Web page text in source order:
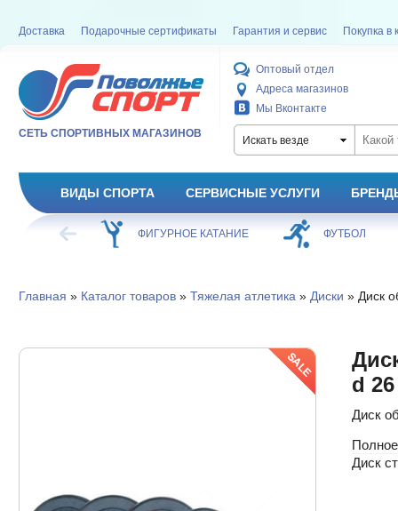
Доставка Подарочные сертификаты Гарантия и сервис Покупка в
СЕТЬ СПОРТИВНЫХ МАГАЗИНОВ
Оптовый отдел
Адреса магазинов
Мы Вконтакте
Искать везде
ВИДЫ СПОРТА СЕРВИСНЫЕ УСЛУГИ
ХОККЕЙ ФИГУРНОЕ КАТАНИЕ ФУТБОЛ
Главная » Каталог товаров» Тяжелая атлетика » Диски » Диск
d
Диск
Диск